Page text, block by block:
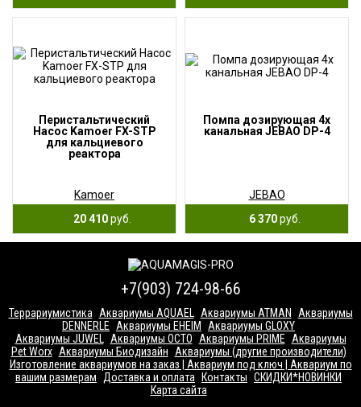
Перистальтический
Насос Kamoer FX-STP
для кальциевого
реактора
Kamoer
20 410руб.
Помпа дозирующая 4х
канальная JEBAO DP-4
JEBAO
6 370руб.
+7(903) 724-98-66
Террариумистика Аквариумы AQUAEL Аквариумы ATMAN
Аквариумы
DENNERLE
Аквариумы EHEIM
Аквариумы GLOXY
Аквариумы JUWEL
Аквариумы OCTO Аквариумы PRIME
Аквариумы
Pet Worx Аквариумы Биодизайн
Аквариумы (другие производители)
Изготовление аквариумов на заказ | Аквариум под ключ | Аквариум по
вашим размерам
Доставка и оплата Контакты СКИДКИ*НОВИНКИ
Карта сайта